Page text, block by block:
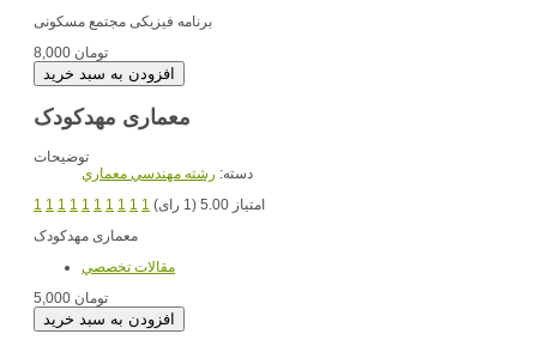
8,000 تومان
معماری مهدکودک
توضیحات
دسته: رشته مهندسي معماري
1 1 1 1 1 1 1 1 1 1
امتیاز 5.00 (1 رای)
معماری مهدکودک
مقالات تخصصي
5,000 تومان